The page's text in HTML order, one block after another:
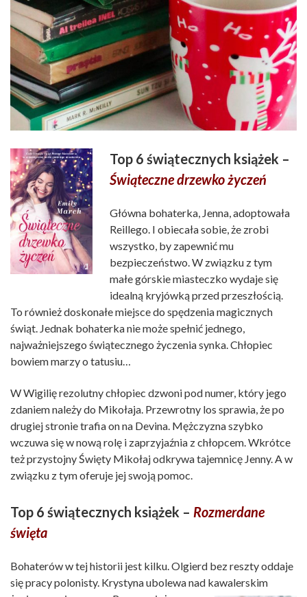
Top 6 świątecznych książek –
Świąteczne drzewko życzeń
Główna bohaterka, Jenna, adoptowała
Reillego. I obiecała sobie, że zrobi
wszystko, by zapewnić mu
bezpieczeństwo. W związku z tym
małe górskie miasteczko wydaje się
idealną kryjówką przed przeszłością.
To również doskonałe miejsce do spędzenia magicznych
świąt. Jednak bohaterka nie może spełnić jednego,
najważniejszego świątecznego życzenia synka. Chłopiec
bowiem marzy o tatusiu…
W Wigilię rezolutny chłopiec dzwoni pod numer, który jego
zdaniem należy do Mikołaja. Przewrotny los sprawia, że po
drugiej stronie trafia on na Devina. Mężczyzna szybko
wczuwa się w nową rolę i zaprzyjaźnia z chłopcem. Wkrótce
też przystojny Święty Mikołaj odkrywa tajemnicę Jenny. A w
związku z tym oferuje jej swoją pomoc.
Top 6 świątecznych książek – Rozmerdane
święta
Bohaterów w tej historii jest kilku. Olgierd bez reszty oddaje
się pracy polonisty. Krystyna ubolewa nad kawalerskim